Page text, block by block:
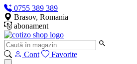
0755 389 389
Brasov, Romania
abonament
Cont Favorite